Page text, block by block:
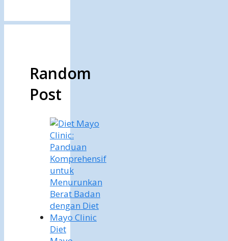
Random
Post
Diet